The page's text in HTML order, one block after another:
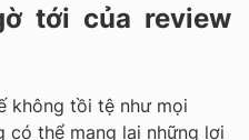
tới của review
không tồi tệ như mọi
có thể mang lại những lợi